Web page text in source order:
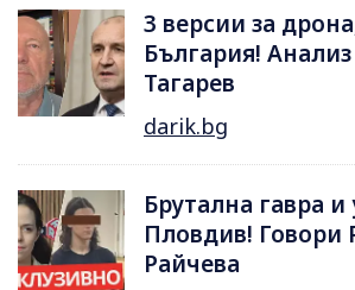
3 версии за
България!
Тагарев
darik.bg
Брутална гавра и
Пловдив! Говори
Райчева